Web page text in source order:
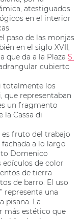
atestiguados
en el interior
paso de las monjas
en el siglo XVII,
que da a la Plaza S.
cubierto
totalmente los
que representaban
un fragmento
la Cassa di
es fruto del trabajo
a lo largo
Domenico
edículos de color
de tierra
de barro. El uso
representa una
pisana. La
más estético que